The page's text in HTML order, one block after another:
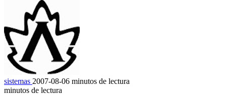
sistemas 2007-08-06 minutos de lectura
minutos de lectura